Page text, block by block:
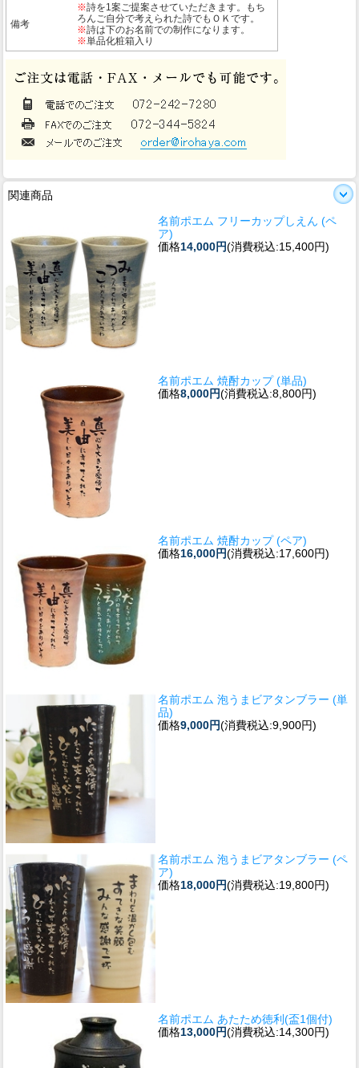
備考
※詩を1案ご提案させていただきます。もち
ろんご自分で考えられた詩でもＯＫです。
※詩は下のお名前での制作になります。
※単品化粧箱入り
関連商品
名前ポエム フリーカップしえん (ペ
ア)
価格14,000円(消費税込:15,400円)
名前ポエム 焼酎カップ (単品)
価格8,000円(消費税込:8,800円)
名前ポエム 焼酎カップ (ペア)
価格16,000円(消費税込:17,600円)
名前ポエム 泡うまビアタンブラー (単
品)
価格9,000円(消費税込:9,900円)
名前ポエム 泡うまビアタンブラー (ペ
ア)
価格18,000円(消費税込:19,800円)
名前ポエム あたため徳利(盃1個付)
価格13,000円(消費税込:14,300円)